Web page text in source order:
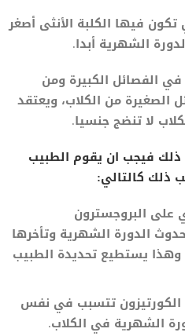
فيها الكلبة الأنثى أصغر
الشهرية أبدا.
الفصائل الكبيرة ومن
الصغيرة من الكلاب، ويعتقد
لا تنضج جنسيا.
ذلك فيجب ان يقوم الطبيب
ذلك كالتالي:
على البروجسترون
الدورة الشهرية وتأخرها
يستطيع تحديدة الطبيب
الكورتيزون تتسبب في نفس
الشهرية في الكلاب.